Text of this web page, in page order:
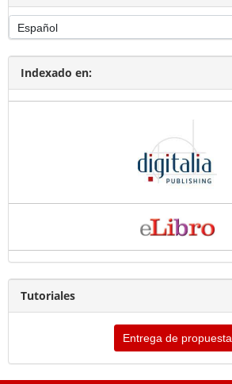
Indexado en:
Tutoriales
Entrega de propuesta